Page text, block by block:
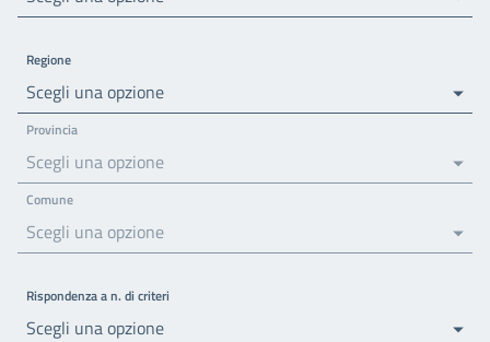
Regione
Scegli una opzione
Provincia
Scegli una opzione
Comune
Scegli una opzione
Rispondenza a n. di criteri
Scegli una opzione